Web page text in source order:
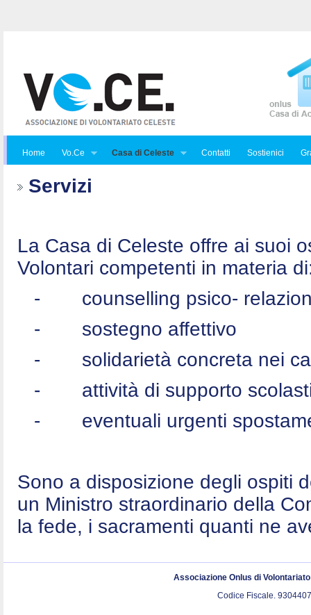
Home Vo.Ce Casa di Celeste Contatti Sostienici
Servizi
La Casa di Celeste offre ai suoi
Volontari competenti in materia
-
counselling psico-
-
sostegno affettivo
-
solidarietà concreta nei
-
attività di supporto
-
eventuali urgenti
Sono a disposizione degli ospiti
un Ministro straordinario della
la fede, i sacramenti quanti ne
Associazione Onlus di
Codice Fiscale.